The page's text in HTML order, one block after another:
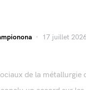
17 juillet 2026
de la métallurgie